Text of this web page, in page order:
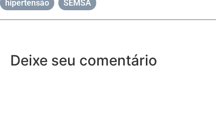
hipertensão SEMSA
Deixe seu comentário